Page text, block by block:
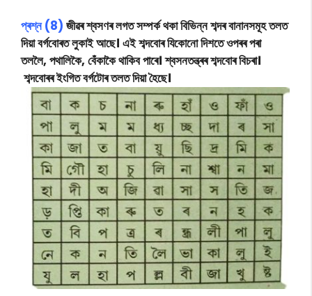
প্ৰশ্ন (8) জীৱৰ শ্বসণৰ লগত সম্পৰ্ক থকা বিভিন্ন শব্দৰ বানানসমূহ তলত
দিয়া বৰ্গবোৰত লুকাই আছে। এই শব্দবোৰ যিকোনো দিশতে ওপৰৰ পৰা
তললৈ, পথালিকৈ, বেঁকাকৈ থাকিব পাৰে। শ্বসনতন্ত্ৰৰ শব্দবোৰ বিচৰা।
শব্দবোৰৰ ইংগিত বৰ্গটোৰ তলত দিয়া হৈছে।